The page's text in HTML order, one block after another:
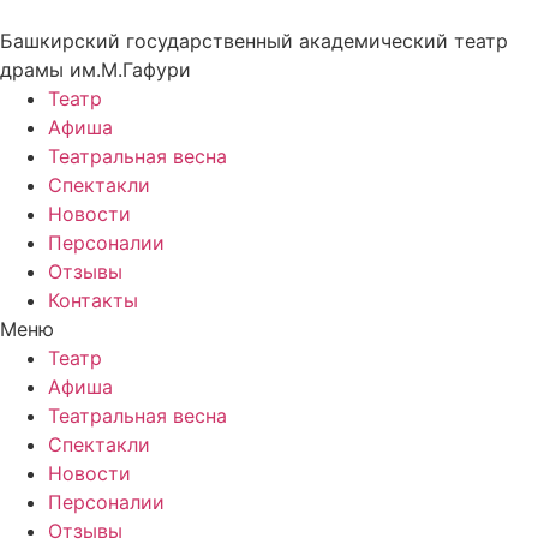
Башкирский государственный академический театр
драмы им.М.Гафури
Театр
Афиша
Театральная весна
Спектакли
Новости
Персоналии
Отзывы
Контакты
Меню
Театр
Афиша
Театральная весна
Спектакли
Новости
Персоналии
Отзывы